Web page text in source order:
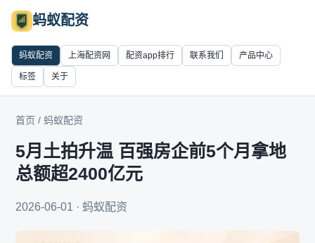
蚂蚁配资
蚂蚁配资 上海配资网 配资app排行 联系我们 产品中心
标签 关于
首页 / 蚂蚁配资
5月土拍升温 百强房企前5个月拿地
总额超2400亿元
2026-06-01 · 蚂蚁配资